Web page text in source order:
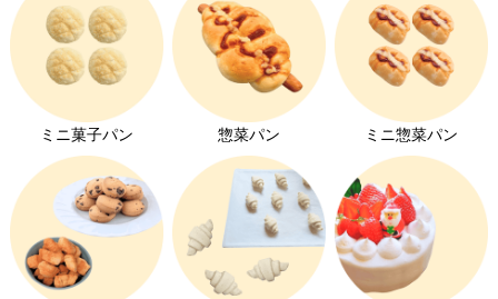
tontonの本
オリジナルグッズ
コッペパン特集
クロワッサン特集
キユーピーエッグケア特集
みんなの食卓ロースハム特集
ホイップクリーム特集
チョコレート特集
ミニ菓子パン 惣菜パン ミニ惣菜パン